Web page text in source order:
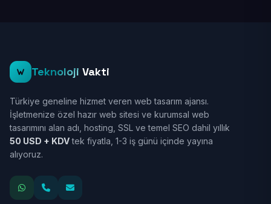
Teknoloji Vakti
Türkiye geneline hizmet veren web tasarım ajansı.
İşletmenize özel hazır web sitesi ve kurumsal web
tasarımını alan adı, hosting, SSL ve temel SEO dahil yıllık
50 USD + KDVtek fiyatla, 1-3 iş günü içinde yayına
alıyoruz.